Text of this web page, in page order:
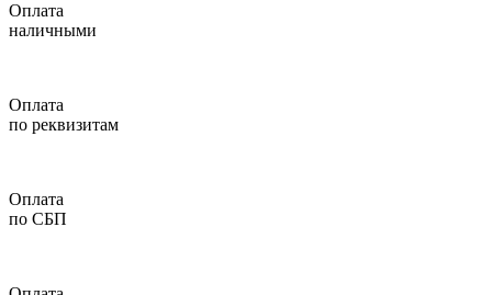
Оплата
наличными
Оплата
по реквизитам
Оплата
по СБП